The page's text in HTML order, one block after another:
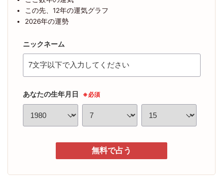
この先、12年の運気グラフ
2026年の運勢
ニックネーム
あなたの生年月日 ※必須
無料で占う